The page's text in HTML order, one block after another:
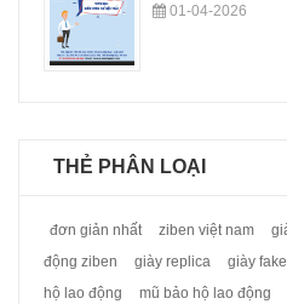
01-04-2026
THẺ PHÂN LOẠI
đơn giản nhất ziben việt nam
động ziben
giày replica giày fake
hộ lao động
mũ bảo hộ lao động